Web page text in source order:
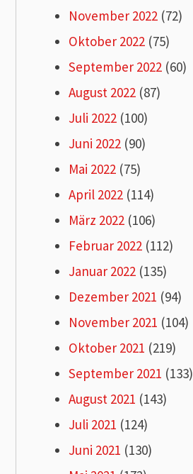
November 2022 (72)
Oktober 2022 (75)
September 2022 (60)
August 2022 (87)
Juli 2022 (100)
Juni 2022 (90)
Mai 2022 (75)
April 2022 (114)
März 2022 (106)
Februar 2022 (112)
Januar 2022 (135)
Dezember 2021 (94)
November 2021 (104)
Oktober 2021 (219)
September 2021 (133)
August 2021 (143)
Juli 2021 (124)
Juni 2021 (130)